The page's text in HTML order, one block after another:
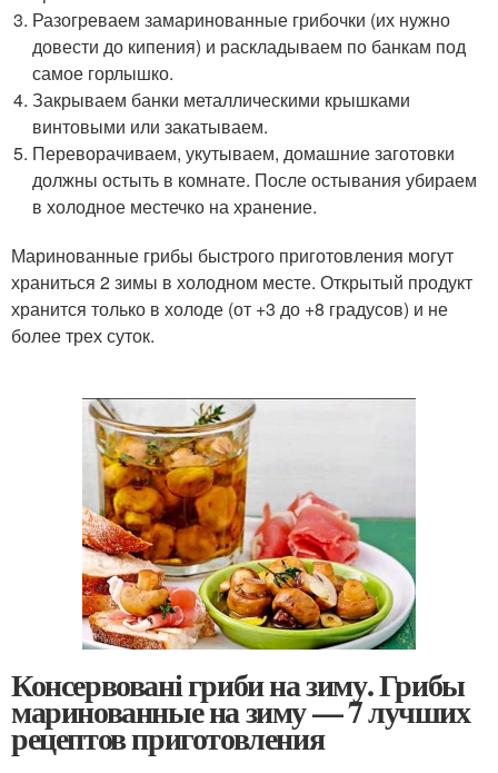
Разогреваем замаринованные грибочки (их нужно
довести до кипения) и раскладываем по банкам под
самое горлышко.
Закрываем банки металлическими крышками
винтовыми или закатываем.
Переворачиваем, укутываем, домашние заготовки
должны остыть в комнате. После остывания убираем
в холодное местечко на хранение.
Маринованные грибы быстрого приготовления могут
храниться 2 зимы в холодном месте. Открытый продукт
хранится только в холоде (от +3 до +8 градусов) и не
более трех суток.
Консервовані гриби на зиму. Грибы
маринованные на зиму — 7 лучших
рецептов приготовления